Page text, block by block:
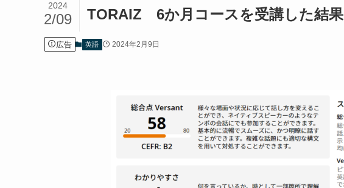
TORAIZ 6か月コースを受講した結果
2024
2/09
広告 英語 2024年2月9日